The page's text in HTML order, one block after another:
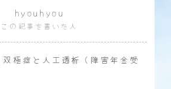
hyouhyou
この記事を書いた人
極症と人工透析（障害年金受